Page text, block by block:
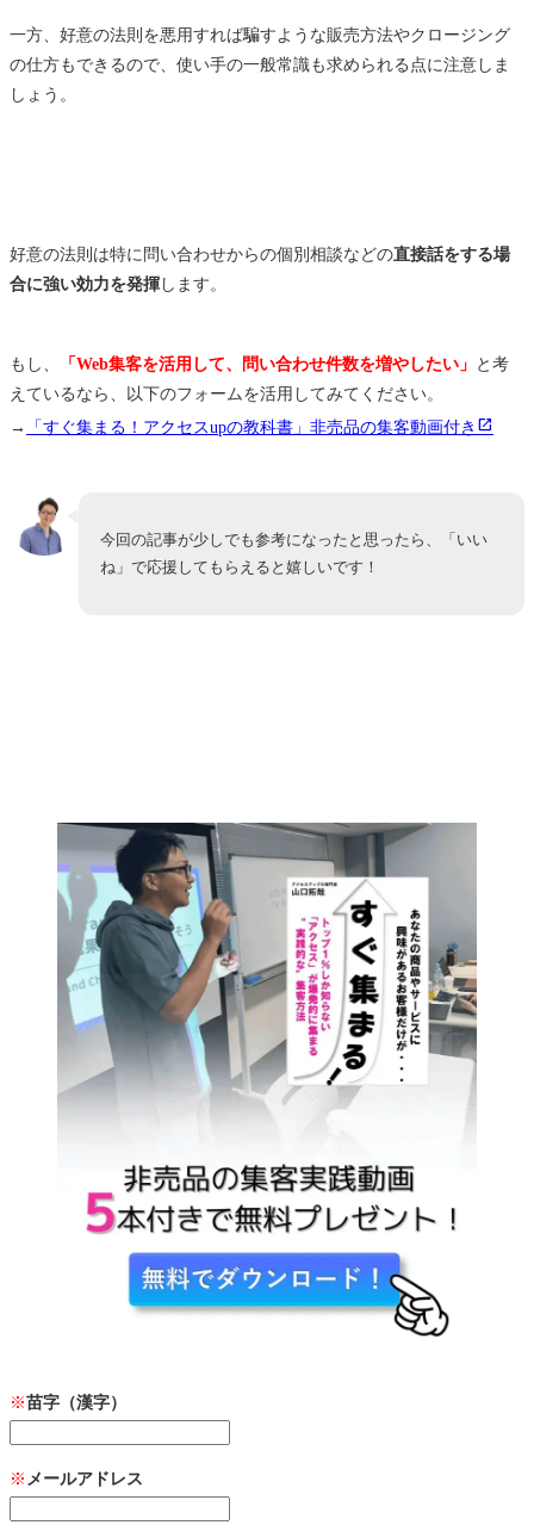
一方、好意の法則を悪用すれば騙すような販売方法やクロージング
の仕方もできるので、使い手の一般常識も求められる点に注意しま
しょう。
好意の法則は特に問い合わせからの個別相談などの直接話をする場
合に強い効力を発揮します。
もし、 「Web集客を活用して、問い合わせ件数を増やしたい」 と考
えているなら、以下のフォームを活用してみてください。
→
「すぐ集まる！アクセスupの教科書」非売品の集客動画付き
今回の記事が少しでも参考になったと思ったら、「いい
ね」で応援してもらえると嬉しいです！
※苗字（漢字）
※メールアドレス